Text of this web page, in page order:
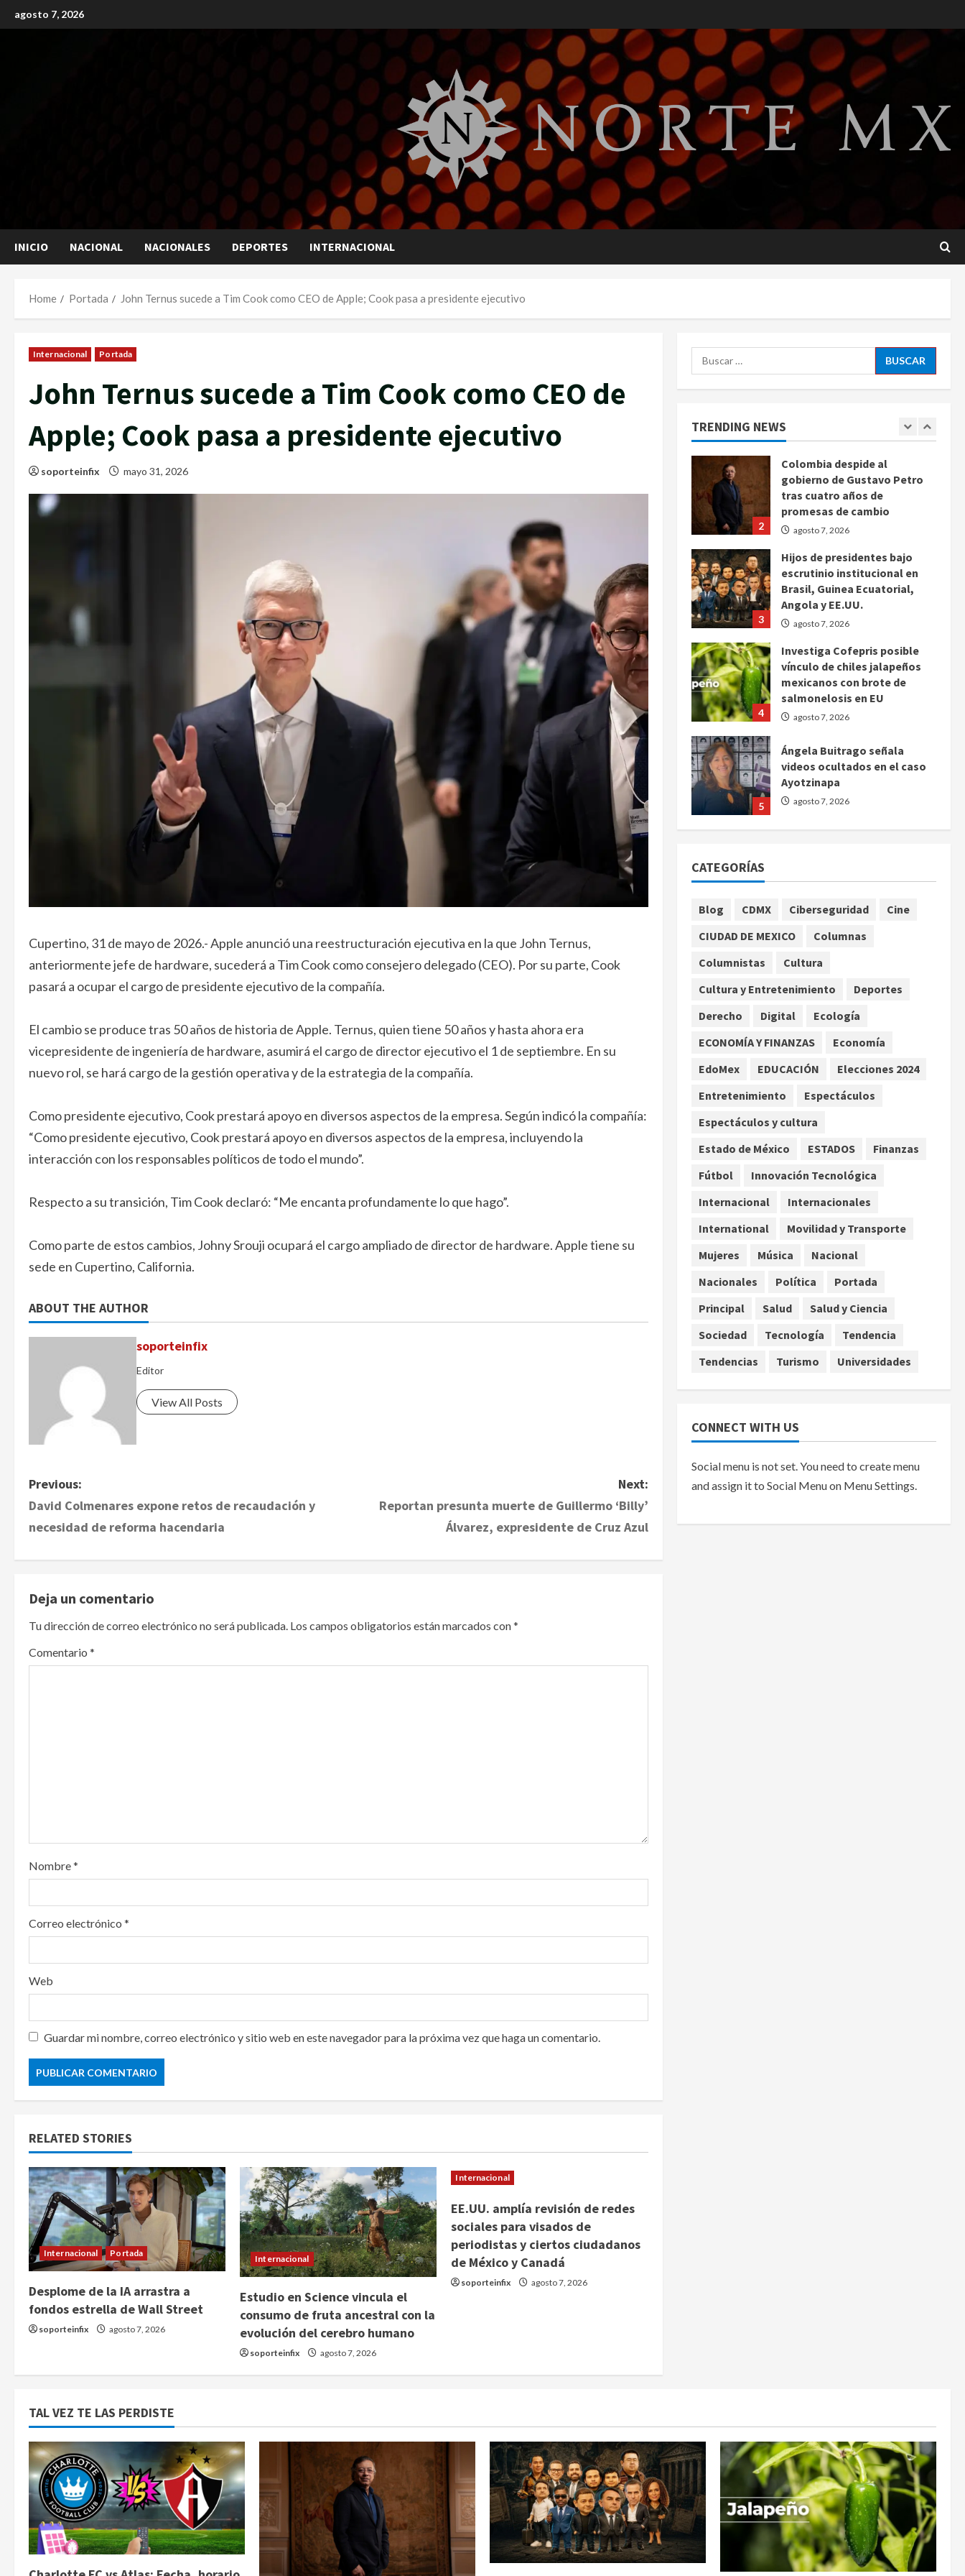
to
agosto 7, 2026
INICIO NACIONAL NACIONALES DEPORTES INTERNACIONAL
Home Portada John Ternus sucede a Tim Cook como CEO de Apple; Cook pasa a presidente ejecutivo
Internacional Portada
John Ternus sucede a Tim Cook como CEO de
Apple; Cook pasa a presidente ejecutivo
soporteinfix mayo 31, 2026
Cupertino, 31 de mayo de 2026.- Apple anunció una reestructuración ejecutiva en la que John Ternus,
anteriormente jefe de hardware, sucederá a Tim Cook como consejero delegado (CEO). Por su parte, Cook
pasará a ocupar el cargo de presidente ejecutivo de la compañía.
El cambio se produce tras 50 años de historia de Apple. Ternus, quien tiene 50 años y hasta ahora era
vicepresidente de ingeniería de hardware, asumirá el cargo de director ejecutivo el 1 de septiembre. En su
nuevo rol, se hará cargo de la gestión operativa y de la estrategia de la compañía.
Como presidente ejecutivo, Cook prestará apoyo en diversos aspectos de la empresa. Según indicó la compañía:
“Como presidente ejecutivo, Cook prestará apoyo en diversos aspectos de la empresa, incluyendo la
interacción con los responsables políticos de todo el mundo”.
Respecto a su transición, Tim Cook declaró: “Me encanta profundamente lo que hago”.
Como parte de estos cambios, Johny Srouji ocupará el cargo ampliado de director de hardware. Apple tiene su
sede en Cupertino, California.
ABOUT THE AUTHOR
soporteinfix
Editor
View All Posts
P
o
n
a
v
o
n
Previous:
David Colmenares expone retos de recaudación y
necesidad de reforma hacendaria
Next:
Reportan presunta muerte de Guillermo ‘Billy’
Álvarez, expresidente de Cruz Azul
Deja un comentario
Tu dirección de correo electrónico no será publicada. Los campos obligatorios están marcados con*
Comentario *
Nombre*
Correo electrónico *
Web
Guardar mi nombre, correo electrónico y sitio web en este navegador para la próxima vez que haga un comentario.
RELATED STORIES
Internacional Portada
Desplome de la IA arrastra a
fondos estrella de Wall Street
soporteinfix agosto 7, 2026
Internacional
Estudio en Science vincula el
consumo de fruta ancestral con la
evolución del cerebro humano
soporteinfix agosto 7, 2026
Internacional
EE.UU. amplía revisión de redes
sociales para visados de
periodistas y ciertos ciudadanos
de México y Canadá
soporteinfix agosto 7, 2026
Buscar:
TRENDING NEWS
2
tras cuatro años de
promesas de cambio
agosto 7, 2026
3
Hijos de presidentes bajo
escrutinio institucional en
Brasil, Guinea Ecuatorial,
Angola y EE.UU.
salmonelosis en EU
1
horario y canal para ver el
2
Colombia despide al
gobierno de Gustavo Petro
tras cuatro años de
promesas de cambio
agosto 7, 2026
3
Hijos de presidentes bajo
escrutinio institucional en
Brasil, Guinea Ecuatorial,
Angola y EE.UU.
agosto 7, 2026
4
Investiga Cofepris posible
vínculo de chiles jalapeños
mexicanos con brote de
salmonelosis en EU
agosto 7, 2026
5
Ángela Buitrago señala
videos ocultados en el caso
Ayotzinapa
agosto 7, 2026
2026
agosto 7, 2026
2
Colombia despide al
tras cuatro años de
Hijos de presidentes bajo
escrutinio institucional en
Angola y EE.UU.
agosto 7, 2026
4
Investiga Cofepris posible
mexicanos con brote de
videos ocultados en el caso
Ayotzinapa
CATEGORÍAS
Blog CDMX Ciberseguridad
Cine
CIUDAD DE MEXICO
Columnas
Columnistas
Cultura
Cultura y Entretenimiento
Deportes
Derecho
Digital
Ecología
ECONOMÍA Y FINANZAS
Economía
EdoMex
EDUCACIÓN
Elecciones 2024
Entretenimiento
Espectáculos
Espectáculos y cultura
Estado de México
ESTADOS
Finanzas
Fútbol
Innovación Tecnológica
Internacional
Internacionales
International
Movilidad y Transporte
Mujeres
Música
Nacional
Nacionales
Política
Portada
Principal
Salud
Salud y Ciencia
Sociedad
Tecnología
Tendencia
Tendencias
Turismo Universidades
CONNECT WITH US
Social menu is not set. You need to create menu
and assign it to Social Menu on Menu Settings.
TAL VEZ TE LAS PERDISTE